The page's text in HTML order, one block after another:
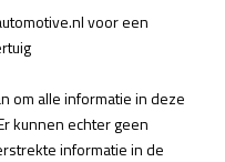
voor een
om alle informatie in deze
kunnen echter geen
informatie in de